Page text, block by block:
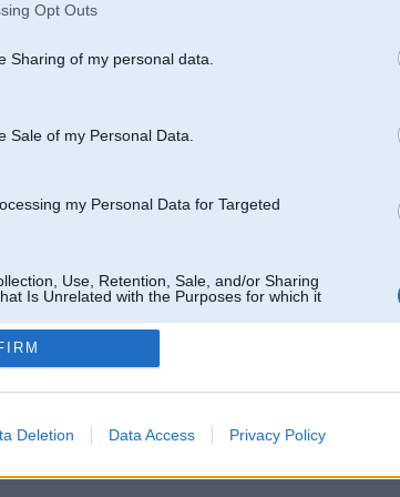
Opt Outs
Sharing of my personal data.
Sale of my Personal Data.
my Personal Data for Targeted
Use, Retention, Sale, and/or Sharing
Is Unrelated with the Purposes for which it
Deletion Data Access Privacy Policy